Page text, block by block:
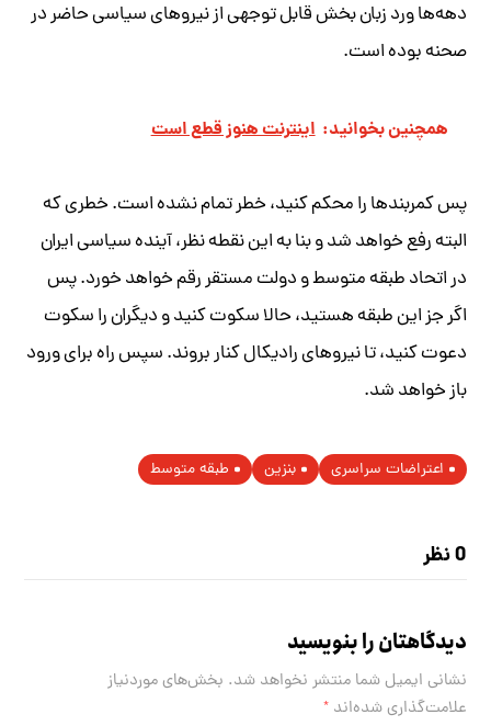
دهه‌ها ورد زبان بخش قابل توجهی از نیروهای سیاسی حاضر در
صحنه بوده است.
همچنین بخوانید: اینترنت هنوز قطع است
پس کمربندها را محکم کنید، خطر تمام نشده است. خطری که
البته رفع خواهد شد و بنا به این نقطه نظر، آینده سیاسى ایران
در اتحاد طبقه متوسط و دولت مستقر رقم خواهد خورد. پس
اگر جز این طبقه هستید، حالا سکوت کنید و دیگران را سکوت
دعوت کنید، تا نیروهای رادیکال کنار بروند. سپس راه برای ورود
باز خواهد شد.
اعتراضات سراسری بنزین طبقه متوسط
0 نظر
دیدگاهتان را بنویسید
نشانی ایمیل شما منتشر نخواهد شد. بخش‌های موردنیاز
علامت‌گذاری شده‌اند*